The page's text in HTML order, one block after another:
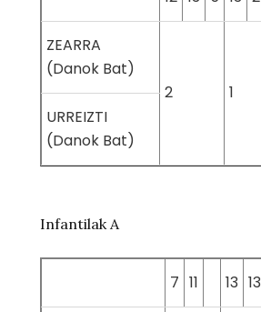
ZEARRA
(Danok Bat)
2
1
URREIZTI
(Danok Bat)
Infantilak A
7 11 13 13